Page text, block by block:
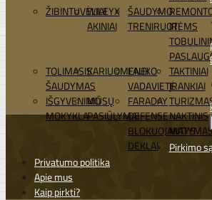
ŽIBINTUVĖLIAI
WILEYX
AKINIAI
ŠAUDYMO
TRENIRUOTĖMS
IR
TOLIMASIS
ŠAUDYMAS
KARIUOMENEI
LAUKO
VADAVIETĖ
TAKTINIAI
ĮRANKIAI
IŠGYVENIMO
MOKYKLA
MŪSŲ
PASIŪLYMAI
FARADAY
DEFENSE
BLOKUOJANTYS
DĖKLAI
NAKTINIS
Pirkimo
Privatumo politika
Apie mus
Kaip pirkti?